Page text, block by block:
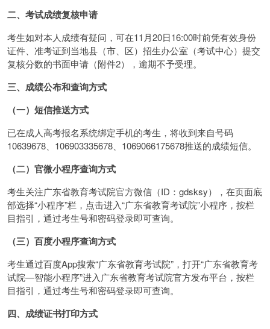
二、考试成绩复核申请
考生如对本人成绩有疑问，可在11月20日16:00时前凭有效身份
证件、准考证到当地县（市、区）招生办公室（考试中心）提交
复核分数的书面申请（附件2），逾期不予受理。
三、成绩公布和查询方式
（一）短信推送方式
已在成人高考报名系统绑定手机的考生，将收到来自号码
10639678、106903335678、1069066175678推送的成绩短信。
（二）官微小程序查询方式
考生关注广东省教育考试院官方微信（ID：gdsksy），在页面底
部选择“小程序”栏，点击进入“广东省教育考试院”小程序，按栏
目指引，通过考生号和密码登录即可查询。
（三）百度小程序查询方式
考生通过百度App搜索“广东省教育考试院”，打开“广东省教育考
试院—智能小程序”进入广东省教育考试院官方发布平台，按栏
目指引，通过考生号和密码登录即可查询。
四、成绩证书打印方式